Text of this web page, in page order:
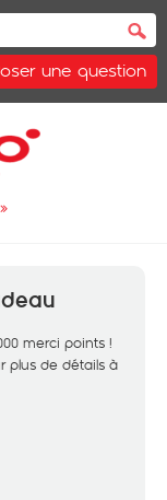
une question
»
merci points !
plus de détails à